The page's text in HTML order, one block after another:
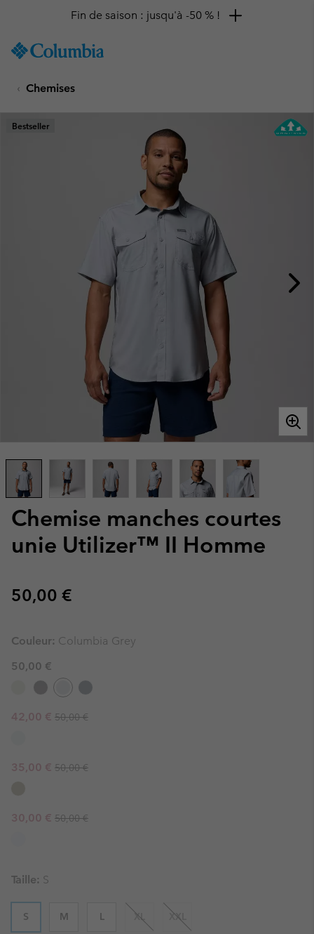
TO
SKIP
MAIN
NAV
Fin de saison : jusqu'à -50 % !
Chemises
Chemise manches courtes
unie Utilizer™ II Homme
Regular price:
50,00 €
Bestseller
Couleur: Columbia Grey
50,00 €
Sale price:
42,00 € Regular price:
50,00 €
Sale price:
35,00 € Regular price:
50,00 €
Sale price:
30,00 € Regular price:
50,00 €
Taille: S
S M L XL XXL